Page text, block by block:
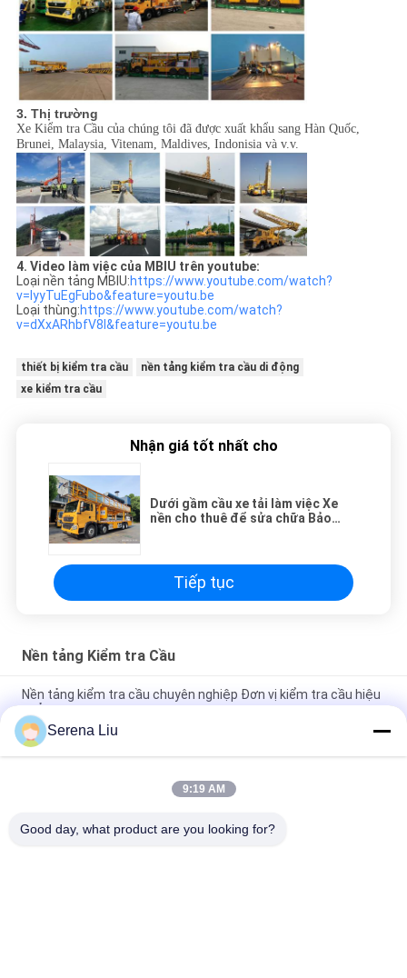
3. Thị trường
Xe Kiểm tra Cầu của chúng tôi đã được xuất khẩu sang Hàn Quốc,
Brunei, Malaysia, Vitenam, Maldives, Indonisia và v.v.
4. Video làm việc của MBIU trên youtube:
Loại nền tảng MBIU:https://www.youtube.com/watch?
v=IyyTuEgFubo&feature=youtu.be
Loại thùng:https://www.youtube.com/watch?
v=dXxARhbfV8I&feature=youtu.be
thiết bị kiểm tra cầu
nền tảng kiểm tra cầu di động
xe kiểm tra cầu
Nhận giá tốt nhất cho
Dưới gầm cầu xe tải làm việc Xe
nền cho thuê để sửa chữa Bảo
Tiếp tục
Nền tảng Kiểm tra Cầu
Nền tảng kiểm tra cầu chuyên nghiệp Đơn vị kiểm tra cầu hiệu
quả cao
Loại nền tảng Dưới thiết bị truy cập cầu MBIU Phạm vi làm việc
ngang 22m
Nền tảng kiểm tra cầu trên không hiệu quả và các công cụ
Serena Liu
9:19 AM
Good day, what product are you looking for?